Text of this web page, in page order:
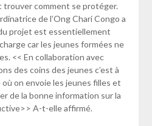
trouver comment se protéger.
de l’Ong Chari Congo a
projet est essentiellement
car les jeunes formées ne
<< En collaboration avec
des coins des jeunes c’est à
on envoie les jeunes filles et
de la bonne information sur la
A-t-elle affirmé.